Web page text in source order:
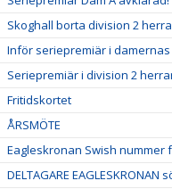
Skoghall borta division 2
Inför seriepremiär i
Seriepremiär i division 2
Fritidskortet
ÅRSMÖTE
Eagleskronan Swish nummer
DELTAGARE